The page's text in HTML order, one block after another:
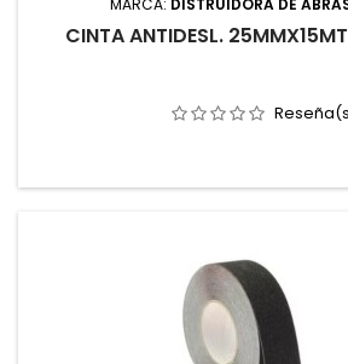
MARCA: DISTRUIDORA DE
CINTA ANTIDESL.